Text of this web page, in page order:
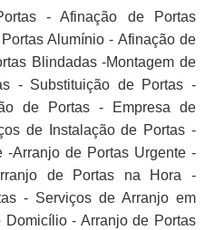
- Afinação de Portas
Alumínio - Afinação de
Blindadas -Montagem de
- Substituição de Portas -
de Portas - Empresa de
de Instalação de Portas -
-Arranjo de Portas Urgente -
de Portas na Hora -
- Serviços de Arranjo em
Domicílio - Arranjo de Portas